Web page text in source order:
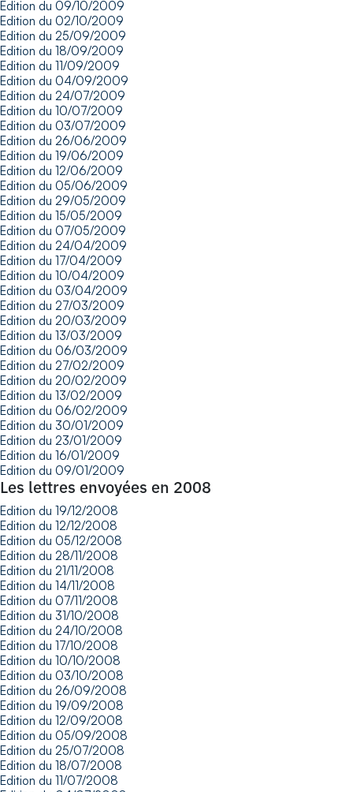
Edition du 09/10/2009
Edition du 02/10/2009
Edition du 25/09/2009
Edition du 18/09/2009
Edition du 11/09/2009
Edition du 04/09/2009
Edition du 24/07/2009
Edition du 10/07/2009
Edition du 03/07/2009
Edition du 26/06/2009
Edition du 19/06/2009
Edition du 12/06/2009
Edition du 05/06/2009
Edition du 29/05/2009
Edition du 15/05/2009
Edition du 07/05/2009
Edition du 24/04/2009
Edition du 17/04/2009
Edition du 10/04/2009
Edition du 03/04/2009
Edition du 27/03/2009
Edition du 20/03/2009
Edition du 13/03/2009
Edition du 06/03/2009
Edition du 27/02/2009
Edition du 20/02/2009
Edition du 13/02/2009
Edition du 06/02/2009
Edition du 30/01/2009
Edition du 23/01/2009
Edition du 16/01/2009
Edition du 09/01/2009
Les lettres envoyées en 2008
Edition du 19/12/2008
Edition du 12/12/2008
Edition du 05/12/2008
Edition du 28/11/2008
Edition du 21/11/2008
Edition du 14/11/2008
Edition du 07/11/2008
Edition du 31/10/2008
Edition du 24/10/2008
Edition du 17/10/2008
Edition du 10/10/2008
Edition du 03/10/2008
Edition du 26/09/2008
Edition du 19/09/2008
Edition du 12/09/2008
Edition du 05/09/2008
Edition du 25/07/2008
Edition du 18/07/2008
Edition du 11/07/2008